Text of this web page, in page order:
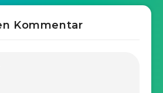
Kommentar